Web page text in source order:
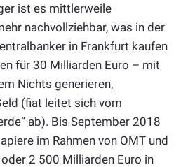
ist es mittlerweile
nachvollziehbar, was in der
in Frankfurt kaufen
für 30 Milliarden Euro – mit
Nichts generieren,
(fiat leitet sich vom
ab). Bis September 2018
im Rahmen von OMT und
2 500 Milliarden Euro in